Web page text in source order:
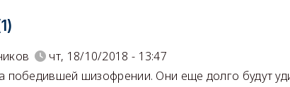
чт, 18/10/2018 - 13:47
победившей шизофрении. Они еще долго будут